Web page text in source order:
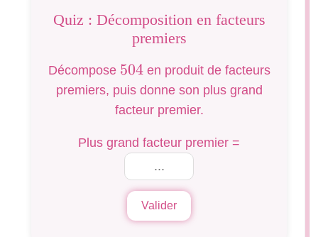
Quiz : Décomposition en facteurs
premiers
Décompose 504
504en produit de facteurs
premiers, puis donne son plus grand
facteur premier.
Plus grand facteur premier =
Valider